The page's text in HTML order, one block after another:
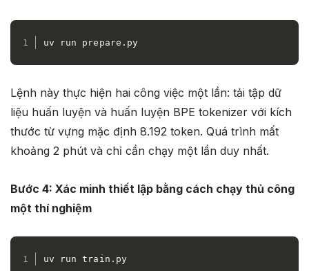
uv run prepare.py
Lệnh này thực hiện hai công việc một lần: tải tập dữ
liệu huấn luyện và huấn luyện BPE tokenizer với kích
thước từ vựng mặc định 8.192 token. Quá trình mất
khoảng 2 phút và chỉ cần chạy một lần duy nhất.
Bước 4: Xác minh thiết lập bằng cách chạy thủ công
một thí nghiệm
uv run train.py